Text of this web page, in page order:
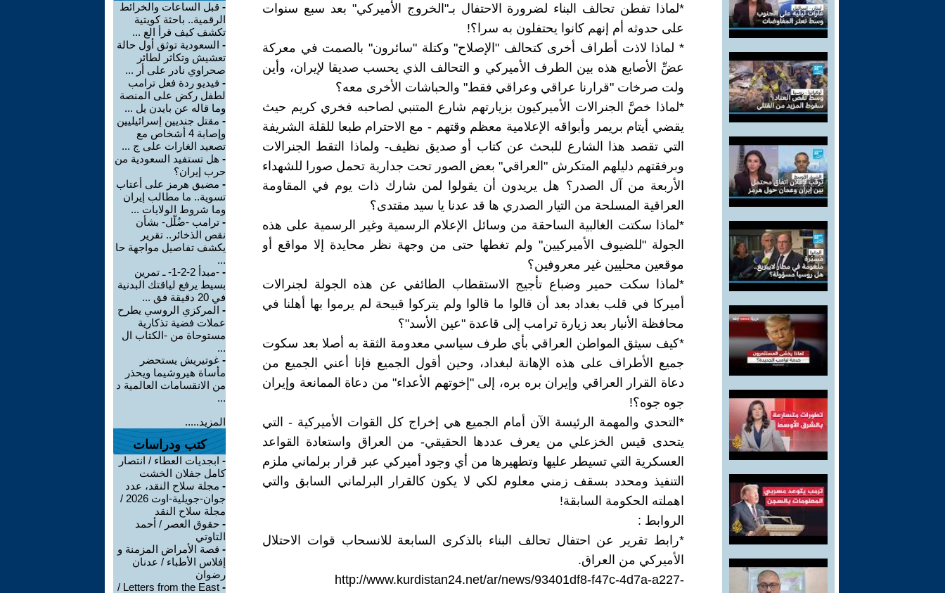
*لماذا تفطن تحالف البناء لضرورة الاحتفال بـ"الخروج الأميركي" بعد سبع سنوات
على حدوثه أم إنهم كانوا يحتفلون به سرا؟!
* لماذا لاذت أطراف أخرى كتحالف "الإصلاح" وكتلة "سائرون" بالصمت في معركة
عضِّ الأصابع هذه بين الطرف الأميركي و التحالف الذي يحسب صديقا لإيران، وأين
ولت صرخات "قرارنا عراقي وعراقي فقط" والحباشات الأخرى معه؟
*لماذا خصَّ الجنرالات الأميركيون بزيارتهم شارع المتنبي لصاحبه فخري كريم حيث
يقضي أيتام بريمر وأبواقه الإعلامية معظم وقتهم - مع الاحترام طبعا للقلة الشريفة
التي تقصد هذا الشارع للبحث عن كتاب أو صديق نظيف- ولماذا التقط الجنرالات
وبرفقتهم دليلهم المتكرش "العراقي" بعض الصور تحت جدارية تحمل صورا للشهداء
الأربعة من آل الصدر؟ هل يريدون أن يقولوا لمن شارك ذات يوم في المقاومة
العراقية المسلحة من التيار الصدري ها قد عدنا يا سيد مقتدى؟
*لماذا سكتت الغالبية الساحقة من وسائل الإعلام الرسمية وغير الرسمية على هذه
الجولة "للضيوف الأميركيين" ولم تغطها حتى من وجهة نظر محايدة إلا مواقع أو
موقعين محليين غير معروفين؟
*لماذا سكت حمير وضباع تأجيج الاستقطاب الطائفي عن هذه الجولة لجنرالات
أميركا في قلب بغداد بعد أن قالوا ما قالوا ولم يتركوا قبيحة لم يرموا بها أهلنا في
محافظة الأنبار بعد زيارة ترامب إلى قاعدة "عين الأسد"؟
*كيف سيثق المواطن العراقي بأي طرف سياسي معدومة الثقة به أصلا بعد سكوت
جميع الأطراف على هذه الإهانة لبغداد، وحين أقول الجميع فإنا أعني الجميع من
دعاة القرار العراقي وإيران بره بره، إلى "إخوتهم الأعداء" من دعاة الممانعة وإيران
جوه جوه؟!
*التحدي والمهمة الرئيسة الآن أمام الجميع هي إخراج كل القوات الأميركية - التي
يتحدى قيس الخزعلي من يعرف عددها الحقيقي- من العراق واستعادة القواعد
العسكرية التي تسيطر عليها وتطهيرها من أي وجود أميركي عبر قرار برلماني ملزم
التنفيذ ومحدد بسقف زمني معلوم لكي لا يكون كالقرار البرلماني السابق والتي
اهملته الحكومة السابقة!
الروابط :
*رابط تقرير عن احتفال تحالف البناء بالذكرى السابعة للانسحاب قوات الاحتلال
الأميركي من العراق.
http://www.kurdistan24.net/ar/news/93401df8-f47c-4d7a-a227-
- قبل الساعات والخرائط
الرقمية.. باحثة كويتية
تكشف كيف قرأ الع ...
- السعودية توثق أول حالة
تعشيش وتكاثر لطائر
صحراوي نادر على أر ...
- فيديو ردة فعل ترامب
لطفل ركض على المنصة
وما قاله عن بايدن يل ...
- مقتل جنديين إسرائيليين
وإصابة 4 أشخاص مع
تصعيد الغارات على ج ...
- هل تستفيد السعودية من
حرب إيران؟
- مضيق هرمز على أعتاب
تسوية.. ما مطالب إيران
وما شروط الولايات ...
- ترامب -ضُلّل- بشأن
نقص الذخائر.. تقرير
يكشف تفاصيل مواجهة حا
...
-
-مبدأ 2-2-1- ـ تمرين
بسيط يرفع لياقتك البدنية
في 20 دقيقة فق ...
- المركزي الروسي يطرح
عملات فضية تذكارية
مستوحاة من -الكتاب ال
...
- غوتيريش يستحضر
مأساة هيروشيما ويحذر
من الانقسامات العالمية د
...
المزيد.....
كتب ودراسات
- ابجديات العطاء / انتصار
كامل جفلان الخشت
- مجلة سلاح النقد، عدد
جوان-جويلية-اوت 2026 /
مجلة سلاح النقد
- حقوق العصر / أحمد
التاوتي
- قصة الأمراض المزمنة و
إفلاس الأطباء / عدنان
رضوان
-
Letters from the East /